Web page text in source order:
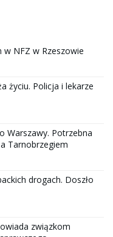
NFZ w Rzeszowie
życiu. Policja i lekarze
Warszawy. Potrzebna
Tarnobrzegiem
drogach. Doszło
związkom